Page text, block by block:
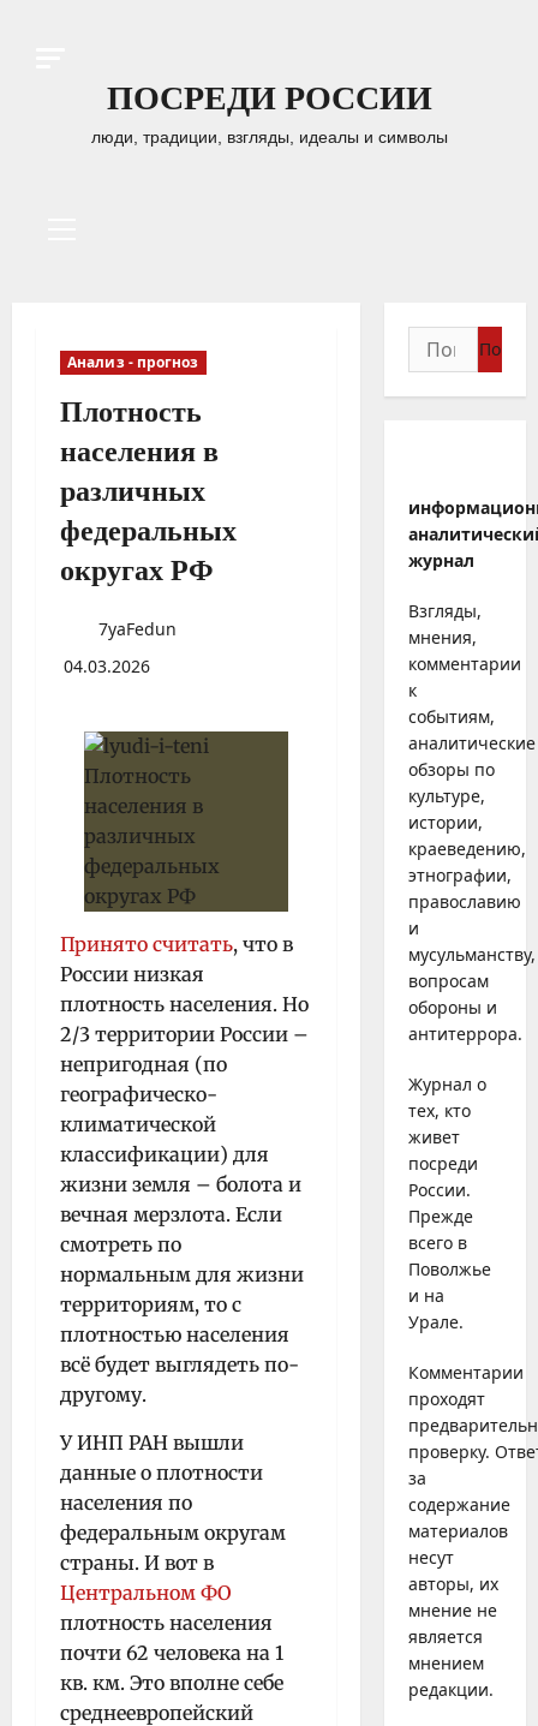
ПОСРЕДИ РОССИИ
люди, традиции, взгляды, идеалы и символы
Анализ - прогноз
Плотность
населения в
различных
федеральных
округах РФ
7yaFedun
04.03.2026
Принято считать, что в
России низкая
плотность населения. Но
2/3 территории России –
непригодная (по
географическо-
климатической
классификации) для
жизни земля – болота и
вечная мерзлота. Если
смотреть по
нормальным для жизни
территориям, то с
плотностью населения
всё будет выглядеть по-
другому.
У ИНП РАН вышли
данные о плотности
населения по
федеральным округам
страны. И вот в
Центральном ФО
плотность населения
почти 62 человека на 1
кв. км. Это вполне себе
среднеевропейский
Найти:
журнал
Взгляды,
мнения,
комментарии
к
событиям,
аналитические
обзоры по
культуре,
истории,
краеведению,
этнографии,
православию
и
мусульманству,
вопросам
обороны и
антитеррора.
Журнал о
тех, кто
живет
посреди
России.
Прежде
всего в
Поволжье
и на
Урале.
Комментарии
проходят
проверку.
за
содержание
материалов
несут
авторы, их
мнение не
является
мнением
редакции.